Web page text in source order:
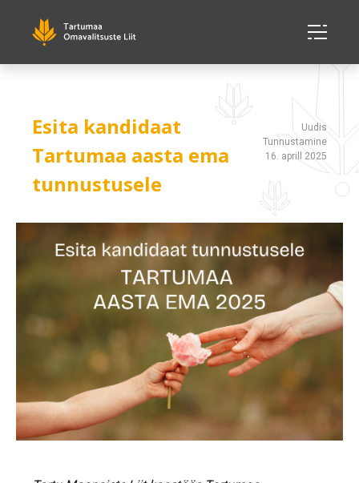
Esita kandidaat
Tartumaa aasta ema
tunnustusele
Uudis
Tunnustamine
16. aprill 2025